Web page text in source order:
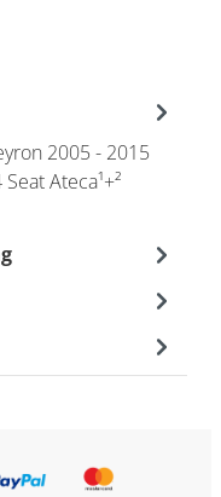
2005 - 2015
Ateca¹+²